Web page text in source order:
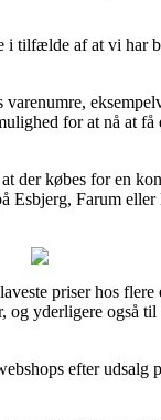
i tilfælde af at vi
for at nå at
købes for en
Farum
priser hos
yderligere også
efter